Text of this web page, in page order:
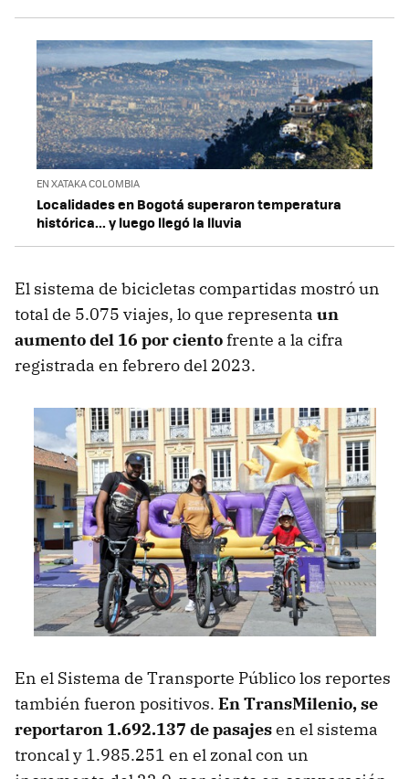
EN XATAKA COLOMBIA
Localidades en Bogotá superaron temperatura
histórica... y luego llegó la lluvia
El sistema de bicicletas compartidas mostró un
total de 5.075 viajes, lo que representa un
aumento del 16 por cientofrente a la cifra
registrada en febrero del 2023.
En el Sistema de Transporte Público los reportes
también fueron positivos. En TransMilenio, se
reportaron 1.692.137 de pasajesen el sistema
troncal y 1.985.251 en el zonal con un